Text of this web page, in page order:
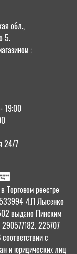
обл.,
5.
:
19:00
24/7
Торговом реестре
И.П Лысенко
выдано Пинским
225707
с
и юридических лиц